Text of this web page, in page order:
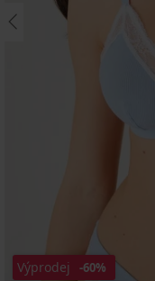
Výprodej -60%